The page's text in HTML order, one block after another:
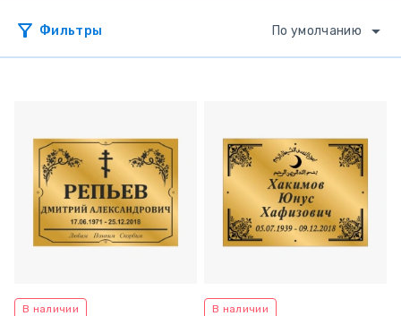
Фильтры По умолчанию
В наличии В наличии